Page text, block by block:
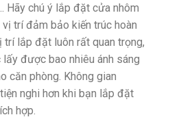
Hãy chú ý lắp đặt cửa nhôm
trí đảm bảo kiến trúc hoàn
trí lắp đặt luôn rất quan trọng,
được bao nhiêu ánh sáng
căn phòng. Không gian
nghi hơn khi bạn lắp đặt
hợp.